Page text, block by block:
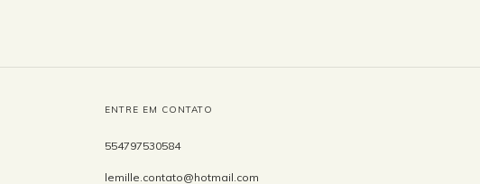
ENTRE EM CONTATO
554797530584
lemille.contato@hotmail.com